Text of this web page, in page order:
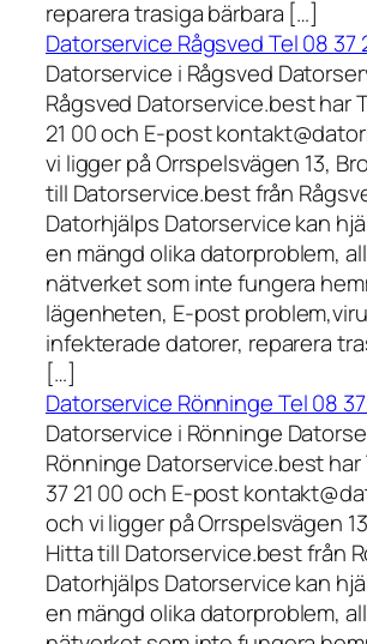
reparera trasiga bärbara […]
Datorservice Rågsved Tel 08 37
Datorservice i Rågsved
Rågsved Datorservice.best har
21 00 och E-post
vi ligger på Orrspelsvägen 13,
till Datorservice.best från
Datorhjälps Datorservice kan
en mängd olika datorproblem,
nätverket som inte fungera
lägenheten, E-post
infekterade datorer, reparera
[…]
Datorservice Rönninge Tel 08 37
Datorservice i Rönninge
Rönninge Datorservice.best
37 21 00 och E-post
och vi ligger på Orrspelsvägen
Hitta till Datorservice.best från
Datorhjälps Datorservice kan
en mängd olika datorproblem,